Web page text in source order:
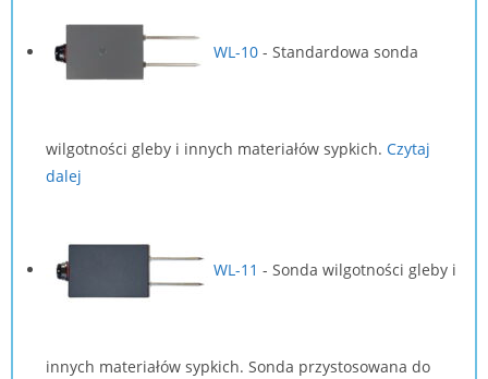
WL-10 - Standardowa sonda
wilgotności gleby i innych materiałów sypkich. Czytaj
dalej
WL-11 - Sonda wilgotności gleby i
innych materiałów sypkich. Sonda przystosowana do